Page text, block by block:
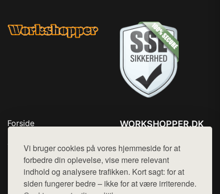
Vi bruger cookies på vores hjemmeside for at
forbedre din oplevelse, vise mere relevant
indhold og analysere trafikken. Kort sagt: for at
siden fungerer bedre – ikke for at være irriterende.
Forside
Top Rabatter
Kontakt
WORKSHOPPER.DK
Mail: hej@want.dk
Cookie- og privatlivspolitik